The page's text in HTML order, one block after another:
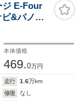
ジ E-Four
&パノラ
センス
1500W
本体価格
469.0万円
走行 1.6万km
修復
なし